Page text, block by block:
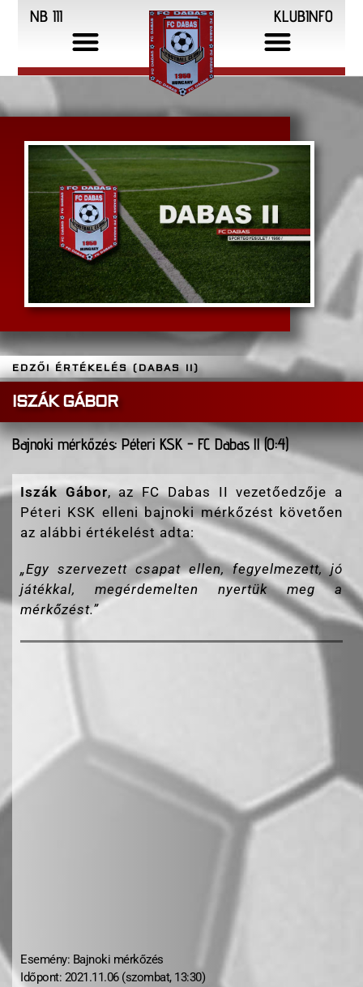
NB III KLUBINFO
EDZŐI ÉRTÉKELÉS (DABAS II)
ISZÁK GÁBOR
Bajnoki mérkőzés: Péteri KSK - FC Dabas ll (0:4)
Iszák Gábor, az FC Dabas II vezetőedzője a
Péteri KSK elleni bajnoki mérkőzést követően
az alábbi értékelést adta:
„Egy szervezett csapat ellen, fegyelmezett, jó
játékkal, megérdemelten nyertük meg a
mérkőzést.”
Esemény: Bajnoki mérkőzés
Időpont: 2021.11.06 (szombat, 13:30)